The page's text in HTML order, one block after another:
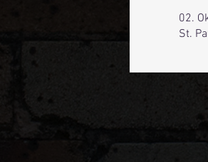
02.
St.